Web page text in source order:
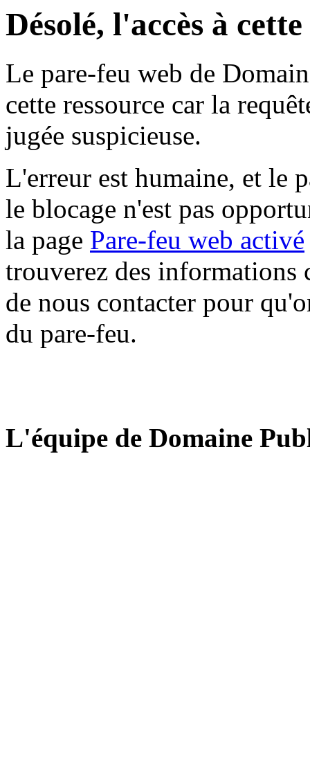
Désolé, l'accès à
Le pare-feu web de
cette ressource car la
jugée suspicieuse.
L'erreur est humaine, et le
le blocage n'est pas
la page Pare-feu web activé
trouverez des informations
de nous contacter pour
du pare-feu.
L'équipe de Domaine